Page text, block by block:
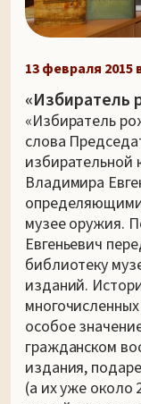
13 февраля 2015
«Избиратель
«Избиратель
слова
избирательной
Владимира
определяющими
музее оружия.
Евгеньевич
библиотеку
изданий.
особое
гражданском
издания,
(а их уже около